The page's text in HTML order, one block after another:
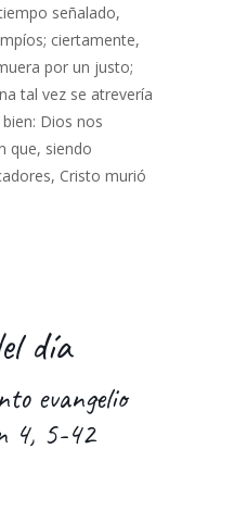
señalado,
ciertamente,
por un justo;
tal vez se atrevería
Dios nos
que, siendo
Cristo murió
día
evangelio
4, 5-42